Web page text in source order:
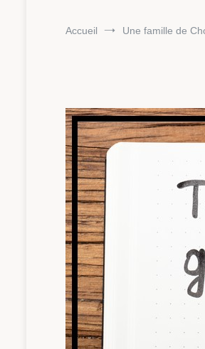
Accueil Une famille de